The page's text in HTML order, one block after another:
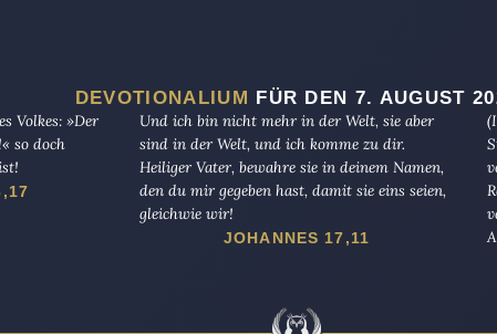
DEVOTIONALIUM FÜR DEN 7. AUGUST
Volkes: »Der
so doch
Und ich bin nicht mehr in der Welt, sie aber
sind in der Welt, und ich komme zu dir.
Heiliger Vater, bewahre sie in deinem Namen,
den du mir gegeben hast, damit sie eins seien,
gleichwie wir!
JOHANNES 17,11